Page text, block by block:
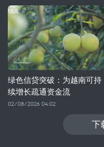
绿色信贷突破：为越南可持
续增长疏通资金流
02/08/2026 04:02
下